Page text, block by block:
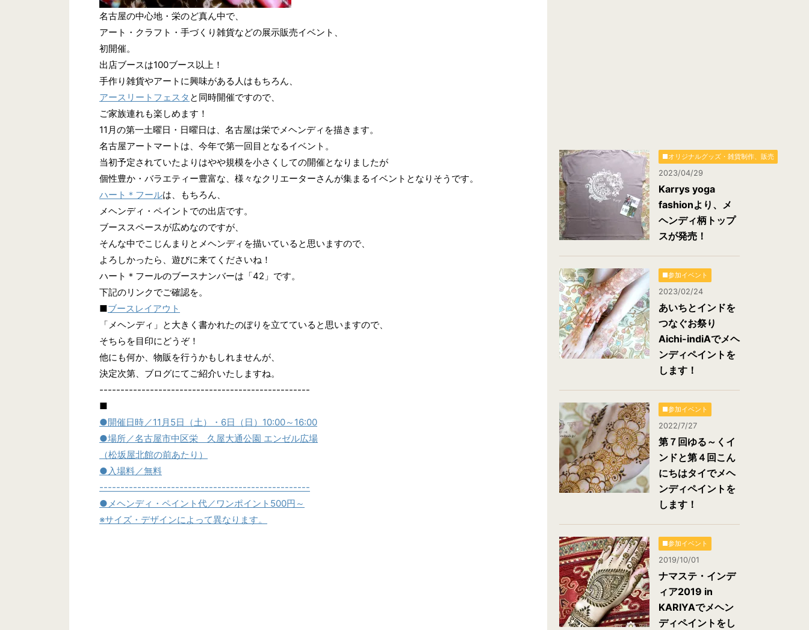
名古屋の中心地・栄のど真ん中で、
アート・クラフト・手づくり雑貨などの展示販売イベント、
初開催。
出店ブースは100ブース以上！
手作り雑貨やアートに興味がある人はもちろん、
アースリートフェスタ と同時開催ですので、
ご家族連れも楽しめます！
11月の第一土曜日・日曜日は、名古屋は栄でメヘンディを描きます。
名古屋アートマートは、今年で第一回目となるイベント。
当初予定されていたよりはやや規模を小さくしての開催となりましたが
個性豊か・バラエティー豊富な、様々なクリエーターさんが集まるイベントとなりそうです。
ハート＊フールは、もちろん、
メヘンディ・ペイントでの出店です。
ブーススペースが広めなのですが、
そんな中でこじんまりとメヘンディを描いていると思いますので、
よろしかったら、遊びに来てくださいね！
ハート＊フールのブースナンバーは「42」です。
下記のリンクでご確認を。
■ブースレイアウト
「メヘンディ」と大きく書かれたのぼりを立てていると思いますので、
そちらを目印にどうぞ！
他にも何か、物販を行うかもしれませんが、
決定次第、ブログにてご紹介いたしますね。
--------------------------------------------------
■
●開催日時／11月5日（土）・6日（日）10:00～16:00
●場所／名古屋市中区栄 久屋大通公園 エンゼル広場
（松坂屋北館の前あたり）
●入場料／無料
--------------------------------------------------
●メヘンディ・ペイント代／ワンポイント500円～
※サイズ・デザインによって異なります。
■オリジナルグッズ・雑貨制作、販売
2023/04/29
Karrys yoga
fashionより、メ
ヘンディ柄トップ
スが発売！
■参加イベント
2023/02/24
あいちとインドを
つなぐお祭り
Aichi-indiAでメヘ
ンディペイントを
します！
■参加イベント
2022/7/27
第７回ゆる～くイ
ンドと第４回こん
にちはタイでメヘ
ンディペイントを
します！
■参加イベント
2019/10/01
ナマステ・インデ
ィア2019 in
KARIYAでメヘン
ディペイントをし